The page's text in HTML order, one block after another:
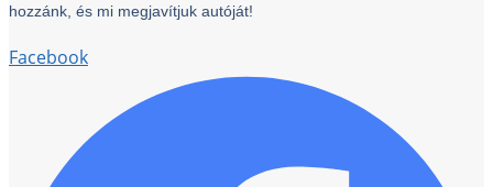
hozzánk, és mi megjavítjuk autóját!
Facebook